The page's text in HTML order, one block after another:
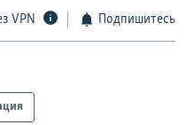
VPN Подпишитесь